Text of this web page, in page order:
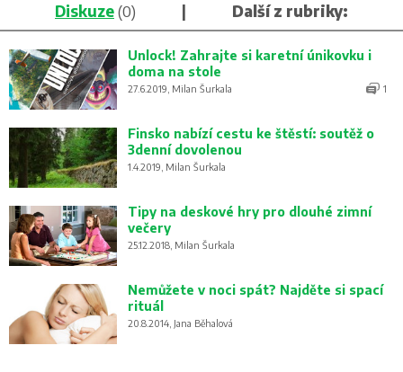
Diskuze(0) | Další z rubriky:
Unlock! Zahrajte si karetní únikovku i
doma na stole
27.6.2019, Milan Šurkala 1
Finsko nabízí cestu ke štěstí: soutěž o
3denní dovolenou
1.4.2019, Milan Šurkala
Tipy na deskové hry pro dlouhé zimní
večery
25.12.2018, Milan Šurkala
Nemůžete v noci spát? Najděte si spací
rituál
20.8.2014, Jana Běhalová